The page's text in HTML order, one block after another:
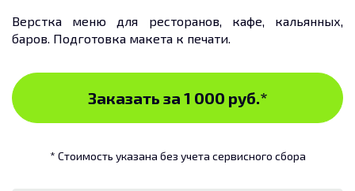
Верстка меню для ресторанов, кафе, кальянных,
баров. Подготовка макета к печати.
Заказать за 1 000 руб.*
* Стоимость указана без учета сервисного сбора